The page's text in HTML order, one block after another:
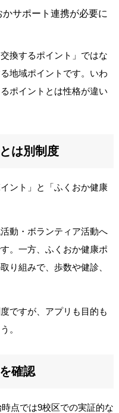
サポート連携が必要に
換するポイント」ではな
地域ポイントです。いわ
ポイントとは性格が違い
は別制度
ント」と「ふくおか健康
動・ボランティア活動へ
。一方、ふくおか健康ポ
り組みで、歩数や健診、
ですが、アプリも目的も
。
確認
点では9校区での実証的な